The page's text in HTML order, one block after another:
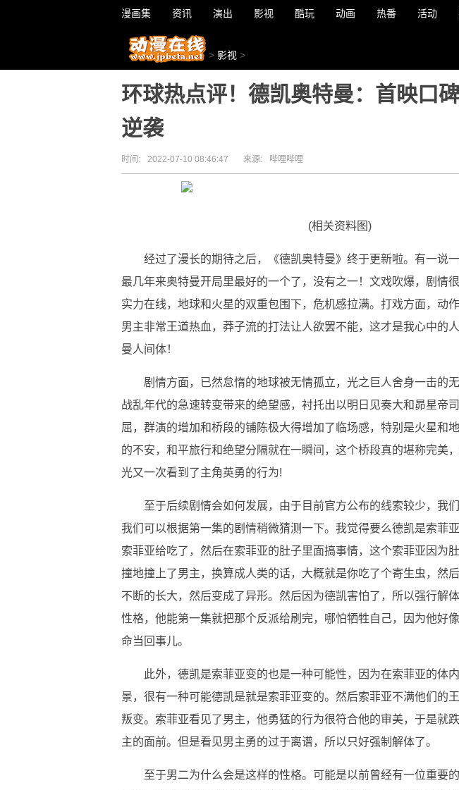
漫画集 资讯 演出 影视 酷玩 动画 热番 活动
> 影视 >
环球热点评！德凯奥特曼：首映口
逆袭
时间: 2022-07-10 08:46:47 来源: 哔哩哔哩
(相关资料图)
经过了漫长的期待之后，《德凯奥特曼》终于更新啦。有一说
最几年来奥特曼开局里最好的一个了，没有之一！文戏吹爆，剧情
实力在线，地球和火星的双重包围下，危机感拉满。打戏方面，动
男主非常王道热血，莽子流的打法让人欲罢不能，这才是我心中的
曼人间体！
剧情方面，已然怠惰的地球被无情孤立，光之巨人舍身一击的
战乱年代的急速转变带来的绝望感，衬托出以明日见奏大和昴星帝
屈，群演的增加和桥段的铺陈极大得增加了临场感，特别是火星和
的不安，和平旅行和绝望分隔就在一瞬间，这个桥段真的堪称完美
光又一次看到了主角英勇的行为!
至于后续剧情会如何发展，由于目前官方公布的线索较少，我
我们可以根据第一集的剧情稍微猜测一下。我觉得要么德凯是索菲
索菲亚给吃了，然后在索菲亚的肚子里面搞事情，这个索菲亚因为
撞地撞上了男主，换算成人类的话，大概就是你吃了个寄生虫，然
不断的长大，然后变成了异形。然后因为德凯害怕了，所以强行解
性格，他能第一集就把那个反派给刷完，哪怕牺牲自己，因为他好
命当回事儿。
此外，德凯是索菲亚变的也是一种可能性，因为在索菲亚的体
景，很有一种可能德凯是就是索菲亚变的。然后索菲亚不满他们的
叛变。索菲亚看见了男主，他勇猛的行为很符合他的审美，于是就
主的面前。但是看见男主勇的过于离谱，所以只好强制解体了。
至于男二为什么会是这样的性格。可能是以前曾经有一位重要